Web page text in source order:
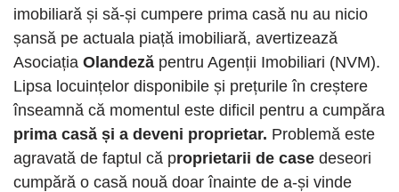
imobiliară și să-și cumpere prima casă nu au nicio
șansă pe actuala piață imobiliară, avertizează
Asociația Olandeză pentru Agenții Imobiliari (NVM).
Lipsa locuințelor disponibile și prețurile în creștere
înseamnă că momentul este dificil pentru a cumpăra
prima casă și a deveni proprietar. Problemă este
agravată de faptul că proprietarii de case deseori
cumpără o casă nouă doar înainte de a-și vinde